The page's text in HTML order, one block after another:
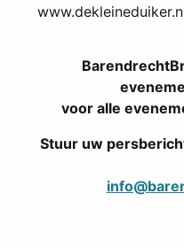
voor alle
Stuur uw